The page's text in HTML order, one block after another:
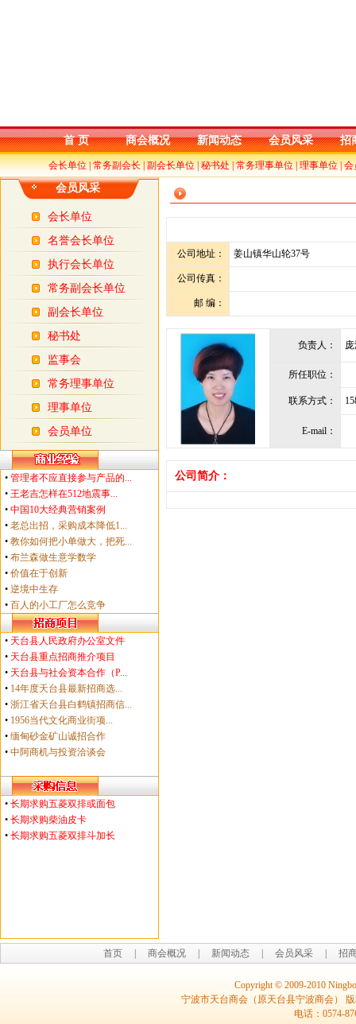
首 页 商会概况 新闻动态 会员风采 招
会长单位|常务副会长|副会长单位|秘书处|常务理事单位|理事单位|会
会员风采
会长单位
名誉会长单位
执行会长单位
常务副会长单位
副会长单位
秘书处
监事会
常务理事单位
理事单位
会员单位
• 管理者不应直接参与产品的...
• 王老吉怎样在512地震事...
• 中国10大经典营销案例
• 老总出招，采购成本降低1...
• 教你如何把小单做大，把死...
• 布兰森做生意学数学
• 价值在于创新
• 逆境中生存
• 百人的小工厂怎么竞争
• 天台县人民政府办公室文件
• 天台县重点招商推介项目
• 天台县与社会资本合作（P...
• 14年度天台县最新招商选...
• 浙江省天台县白鹤镇招商信...
• 1956当代文化商业街项...
• 缅甸砂金矿山诚招合作
• 中阿商机与投资洽谈会
• 长期求购五菱双排或面包
• 长期求购柴油皮卡
• 长期求购五菱双排斗加长
公司地址： 姜山镇华山轮37号
公司传真：
邮 编：
负责人：
所任职位：
联系方式：
E-mail：
公司简介：
首页 商会概况 新闻动态 会员风采 招
Copyright © 2009-2010
宁波市天台商会（原天台县宁波商会）
电话：0574-